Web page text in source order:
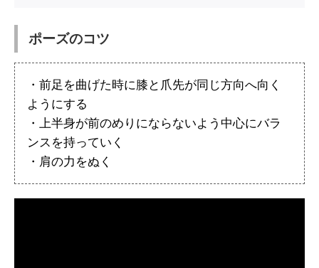
ポーズのコツ
・前足を曲げた時に膝と爪先が同じ方向へ向く
ようにする
・上半身が前のめりにならないよう中心にバラ
ンスを持っていく
・肩の力をぬく